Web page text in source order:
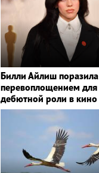
Билли Айлиш поразила
перевоплощением для
дебютной роли в кино